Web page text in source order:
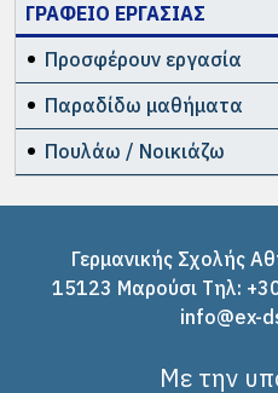
ΓΡΑΦΕΙΟ ΕΡΓΑΣΙΑΣ
Προσφέρουν εργασία
Παραδίδω μαθήματα
Πουλάω / Νοικιάζω
Γερμανικής Σχολής
15123 Μαρούσι Tηλ:
info@ex-
Με την